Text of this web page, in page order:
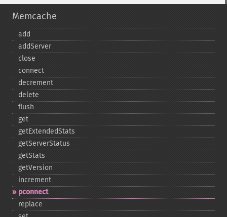
Memcache
add
addServer
close
connect
decrement
delete
flush
get
getExtendedStats
getServerStatus
getStats
getVersion
increment
pconnect
replace